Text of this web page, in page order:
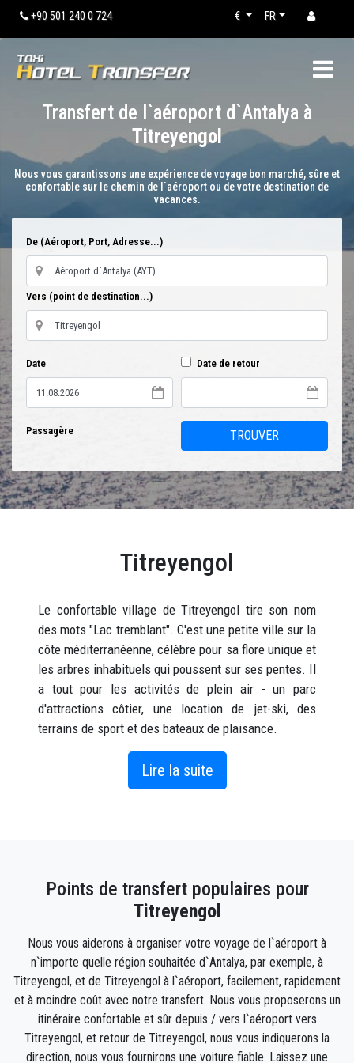
+90 501 240 0 724 FR
€
Transfert de l`aéroport d`Antalya à
Titreyengol
Nous vous garantissons une expérience de voyage bon marché, sûre et
confortable sur le chemin de l`aéroport ou de votre destination de
vacances.
De (Aéroport, Port, Adresse...)
Vers (point de destination...)
Date Date de retour
Passagère TROUVER
Titreyengol
Le confortable village de Titreyengol tire son nom
des mots "Lac tremblant". C'est une petite ville sur la
côte méditerranéenne, célèbre pour sa flore unique et
les arbres inhabituels qui poussent sur ses pentes. Il
a tout pour les activités de plein air - un parc
d'attractions côtier, une location de jet-ski, des
terrains de sport et des bateaux de plaisance.
Titreyengöl tire son nom de ses eaux tremblantes. La
raison pour laquelle il porte ce nom est qu'une
branche du Manavgat Stream s'élargit avant de se
qu'il n'y ait pas d'endroit à visiter dans son centre, il y
a beaucoup de beaux endroits à voir autour, le théâtre
antique de Side en fait partie. Les travaux de
réparation du théâtre, qui a une capacité d'environ 15
000 personnes, se poursuivent. Devant l'entrée
monumentale, se trouve le temple de Dianisos, le
dieu du théâtre, en petite taille.
Comment se rendre à Titreyengol ?
Lire la suite
Points de transfert populaires pour
Titreyengol
Nous vous aiderons à organiser votre voyage de l`aéroport à
n`importe quelle région souhaitée d`Antalya, par exemple, à
Titreyengol, et de Titreyengol à l`aéroport, facilement, rapidement
et à moindre coût avec notre transfert. Nous vous proposerons un
itinéraire confortable et sûr depuis / vers l`aéroport vers
Titreyengol, et retour de Titreyengol, nous vous indiquerons la
direction, nous vous fournirons une voiture fiable. Laissez une